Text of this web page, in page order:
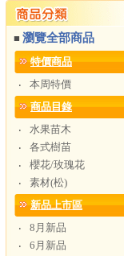
■ 瀏覽全部商品
特價商品
‧
本周特價
商品目錄
‧
水果苗木
‧
各式樹苗
‧
櫻花/玫瑰花
‧
素材(松)
新品上市區
‧
8月新品
‧
6月新品